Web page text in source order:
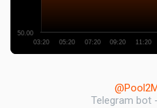
03:20 05:20 07:20 09:20 11:20
50.00
Telegram bot